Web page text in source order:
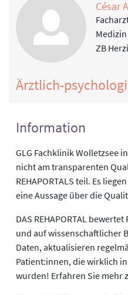
César
Medizin
ZB
Ärztlich-
Information
GLG Fachklinik Wolletzsee
nicht am transparenten
REHAPORTALS teil. Es
eine Aussage über die
DAS REHAPORTAL
und auf wissenschaftlicher
Daten, aktualisieren
Patient:innen, die wirklich
wurden! Erfahren Sie mehr